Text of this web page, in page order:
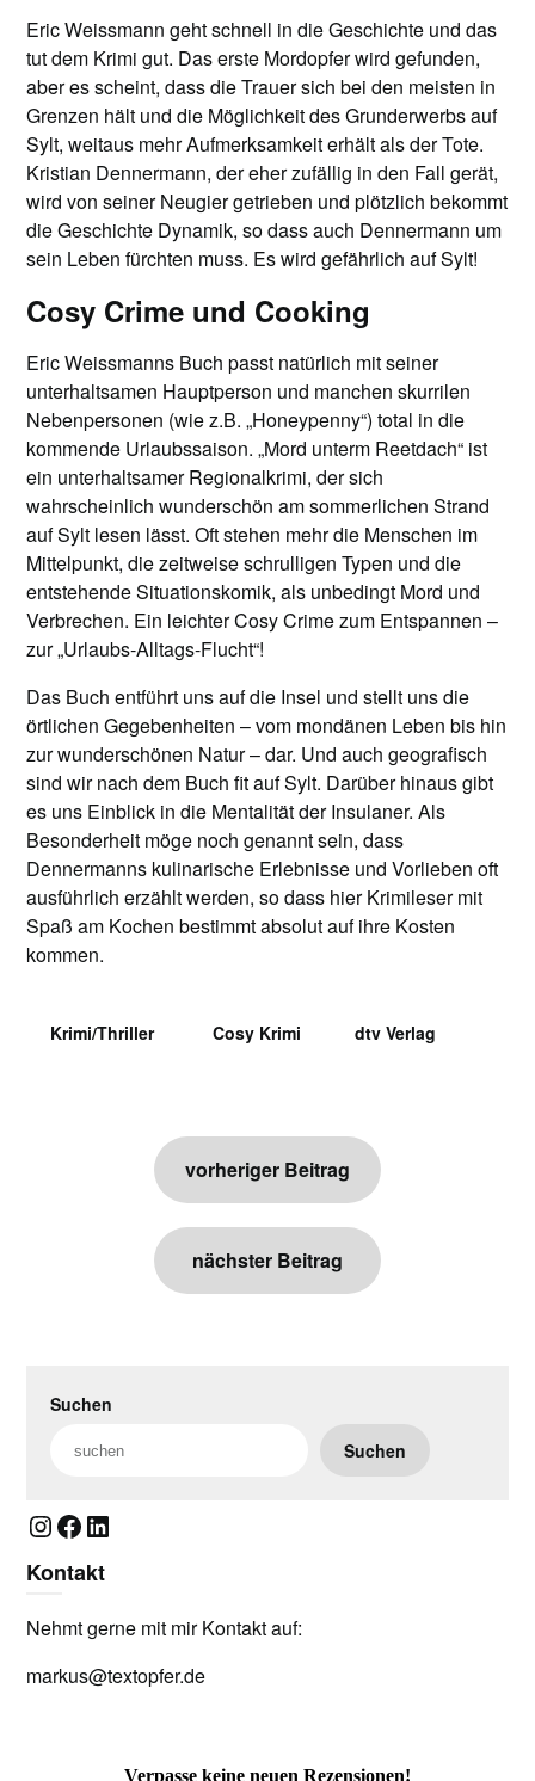
Eric Weissmann geht schnell in die Geschichte und das
tut dem Krimi gut. Das erste Mordopfer wird gefunden,
aber es scheint, dass die Trauer sich bei den meisten in
Grenzen hält und die Möglichkeit des Grunderwerbs auf
Sylt, weitaus mehr Aufmerksamkeit erhält als der Tote.
Kristian Dennermann, der eher zufällig in den Fall gerät,
wird von seiner Neugier getrieben und plötzlich bekommt
die Geschichte Dynamik, so dass auch Dennermann um
sein Leben fürchten muss. Es wird gefährlich auf Sylt!
Cosy Crime und Cooking
Eric Weissmanns Buch passt natürlich mit seiner
unterhaltsamen Hauptperson und manchen skurrilen
Nebenpersonen (wie z.B. „Honeypenny“) total in die
kommende Urlaubssaison. „Mord unterm Reetdach“ ist
ein unterhaltsamer Regionalkrimi, der sich
wahrscheinlich wunderschön am sommerlichen Strand
auf Sylt lesen lässt. Oft stehen mehr die Menschen im
Mittelpunkt, die zeitweise schrulligen Typen und die
entstehende Situationskomik, als unbedingt Mord und
Verbrechen. Ein leichter Cosy Crime zum Entspannen –
zur „Urlaubs-Alltags-Flucht“!
Das Buch entführt uns auf die Insel und stellt uns die
örtlichen Gegebenheiten – vom mondänen Leben bis hin
zur wunderschönen Natur – dar. Und auch geografisch
sind wir nach dem Buch fit auf Sylt. Darüber hinaus gibt
es uns Einblick in die Mentalität der Insulaner. Als
Besonderheit möge noch genannt sein, dass
Dennermanns kulinarische Erlebnisse und Vorlieben oft
ausführlich erzählt werden, so dass hier Krimileser mit
Spaß am Kochen bestimmt absolut auf ihre Kosten
kommen.
Krimi/Thriller Cosy Krimi dtv Verlag
Beitragsnavigation
vorheriger Beitrag
nächster Beitrag
Suchen
Suchen
Instagram
Facebook
LinkedIn
Kontakt
Nehmt gerne mit mir Kontakt auf:
markus@textopfer.de
Verpasse keine neuen Rezensionen!